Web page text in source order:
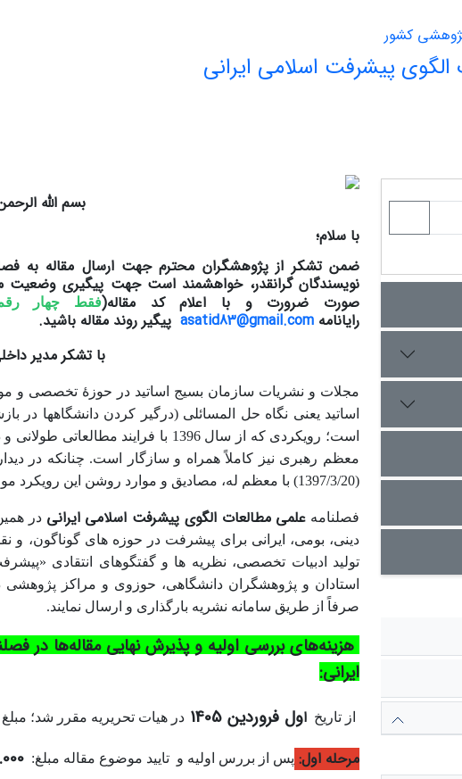
کشور
پیشرفت اسلامی ایرانی
بسم الله
با سلام؛
ضمن تشکر از پژوهشگران محترم جهت ارسال مقاله به
نویسندگان گرانقدر، خواهشمند است جهت پیگیری وضعیت
صورت ضرورت و با اعلام کد مقاله(فقط چهار
رایانامه asatid83@gmail.com پیگیر روند مقاله باشید.
با تشکر مدیر
مجلات و نشریات سازمان بسیج اساتید در حوزۀ تخصصی و
اساتید یعنی نگاه حل­ المسائلی (درگیر کردن دانشگاه­ها
است؛ رویکردی که از سال 1396 با
معظم رهبری نیز کاملاً همراه و سازگار است. چنانکه در
(1397/3/20) با معظم له، مصادیق و موارد روشن این رویکرد مورد مطالبه قرار گرفت.
فصلنامه علمی مطالعات الگوی پیشرفت اسلامی ایرانی در
دینی، بومی، ایرانی برای پیشرفت در حوزه­ های گوناگون،
تولید ادبیات تخصصی، نظریه­ ها و گفتگوهای انتقادی
استادان و پژوهشگران دانشگاهی، حوزوی و مراکز پژوهشی
صرفاً از طریق سامانه نشریه بارگذاری و ارسال نمایند.
هزینههای بررسی اولیه و پذیرش نهایی مقاله‌ها در
ایرانی:
از تاریخ اول فروردین 1405 در هیات تحریریه مقرر شد؛ مبلغ
مرحله اول: پس از بررس اولیه و تایید موضوع مقاله مبلغ: